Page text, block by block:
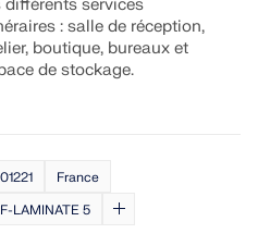
différents services
: salle de réception,
boutique, bureaux et
de stockage.
France
LAMINATE 5